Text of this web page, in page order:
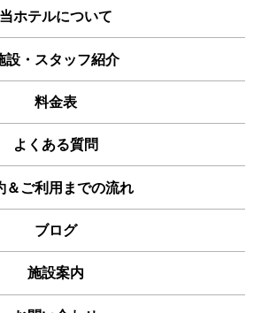
当ホテルについて
設・スタッフ紹介
料金表
よくある質問
＆ご利用までの流れ
ブログ
施設案内